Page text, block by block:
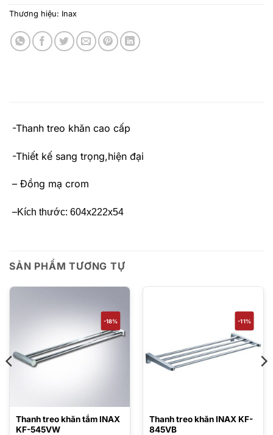
Thương hiệu: Inax
-Thanh treo khăn cao cấp
-Thiết kế sang trọng,hiện đại
– Đồng mạ crom
–Kích thước: 604x222x54
SẢN PHẨM TƯƠNG TỰ
-18%
Thanh treo khăn tắm INAX
KF-545VW
-11%
Thanh treo khăn INAX KF-
845VB